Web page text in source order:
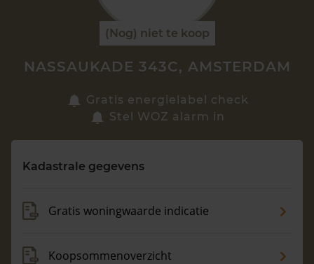
Zoek een woning
Maandag t/m vrijdag - 08:00 -18:00
(Nog) niet te koop
NASSAUKADE 343C, AMSTERDAM
Gratis energielabel check
Stel WOZ alarm in
Kadastrale gegevens
Gratis woningwaarde indicatie
Koopsommenoverzicht